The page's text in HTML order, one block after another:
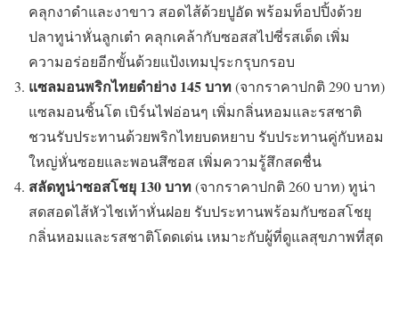
คลุกงาดำและงาขาว สอดไส้ด้วยปูอัด พร้อมท็อปปิ้งด้วย
ปลาทูน่าหั่นลูกเต๋า คลุกเคล้ากับซอสสไปซี่รสเด็ด เพิ่ม
ความอร่อยอีกขั้นด้วยแป้งเทมปุระกรุบกรอบ
แซลมอนพริกไทยดำย่าง 145 บาท(จากราคาปกติ 290 บาท)
แซลมอนชิ้นโต เบิร์นไฟอ่อนๆ เพิ่มกลิ่นหอมและรสชาติ
ชวนรับประทานด้วยพริกไทยบดหยาบ รับประทานคู่กับหอม
ใหญ่หั่นซอยและพอนสึซอส เพิ่มความรู้สึกสดชื่น
สลัดทูน่าซอสโชยุ 130 บาท(จากราคาปกติ 260 บาท) ทูน่า
สดสอดไส้หัวไชเท้าหั่นฝอย รับประทานพร้อมกับซอสโชยุ
กลิ่นหอมและรสชาติโดดเด่น เหมาะกับผู้ที่ดูแลสุขภาพที่สุด